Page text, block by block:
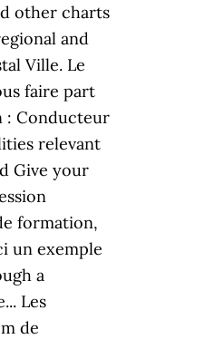
other charts
and
Ville. Le
faire part
: Conducteur
relevant
Give your
formation,
un exemple
a
Les
de